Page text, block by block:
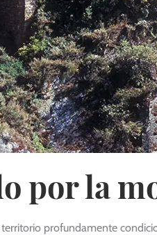
por la
profundamente